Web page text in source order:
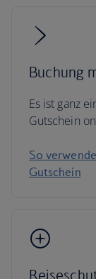
Buchung
Es ist ganz
Gutschein
So
Gutschein